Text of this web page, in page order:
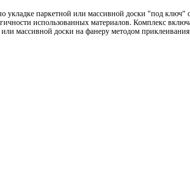
паркетной или массивной доски "под ключ"
использованных материалов. Комплекс
массивной доски на фанеру методом